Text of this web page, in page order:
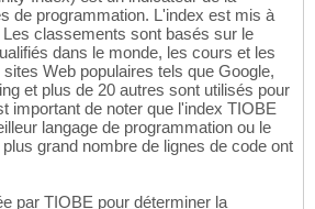
de programmation. L'index est mis à
classements sont basés sur le
dans le monde, les cours et les
Web populaires tels que Google,
et plus de 20 autres sont utilisés pour
important de noter que l'index TIOBE
langage de programmation ou le
grand nombre de lignes de code ont
par TIOBE pour déterminer la